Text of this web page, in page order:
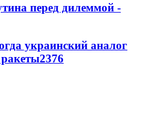
перед дилеммой -
украинский аналог
2376